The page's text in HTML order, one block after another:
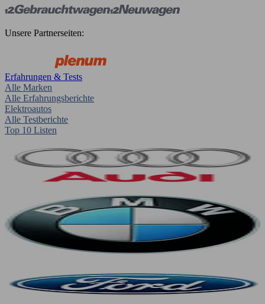
Unsere Partnerseiten:
Erfahrungen & Tests
Alle Marken
Alle Erfahrungsberichte
Elektroautos
Alle Testberichte
Top 10 Listen